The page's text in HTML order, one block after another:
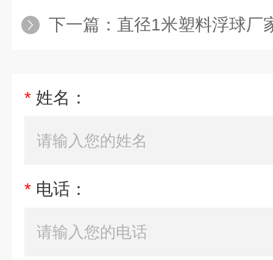
下一篇： 直径1米塑料浮球厂家
* 姓名：
* 电话：